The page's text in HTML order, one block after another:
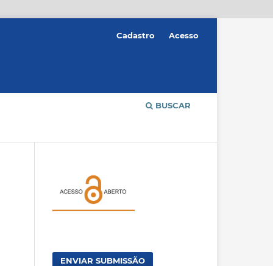
BUSCAR
Cadastro Acesso
ENVIAR SUBMISSÃO